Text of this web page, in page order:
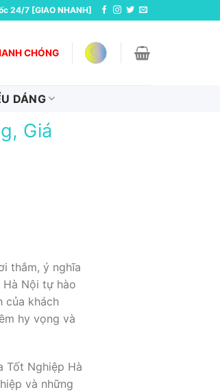
24/7 [GIAO NHANH]
CHÓNG
DÁNG
Giá
thắm, ý nghĩa
Nội tự hào
của khách
hy vọng và
Tốt Nghiệp Hà
và những